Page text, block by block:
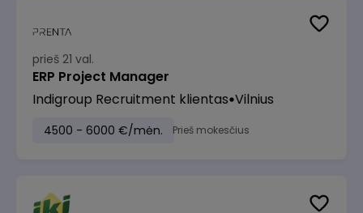
prieš 21 val.
ERP Project Manager
Indigroup Recruitment klientas Vilnius
4500 - 6000 €/mėn. Prieš mokesčius